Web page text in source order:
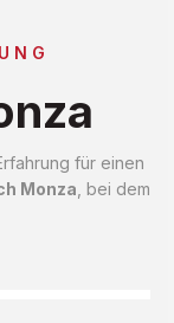
für einen
Monza , bei dem